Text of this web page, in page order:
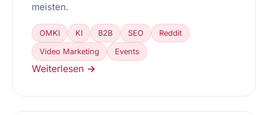
meisten.
OMKI KI B2B SEO Reddit
Video Marketing Events
Weiterlesen →